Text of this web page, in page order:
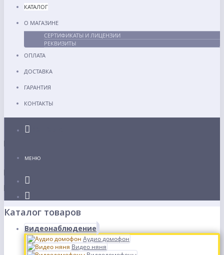
КАТАЛОГ
О МАГАЗИНЕ
СЕРТИФИКАТЫ И ЛИЦЕНЗИИ
РЕКВИЗИТЫ
ОПЛАТА
ДОСТАВКА
ГАРАНТИЯ
КОНТАКТЫ
МЕНЮ
Каталог товаров
Видеонаблюдение
Аудио домофон
Видео няня